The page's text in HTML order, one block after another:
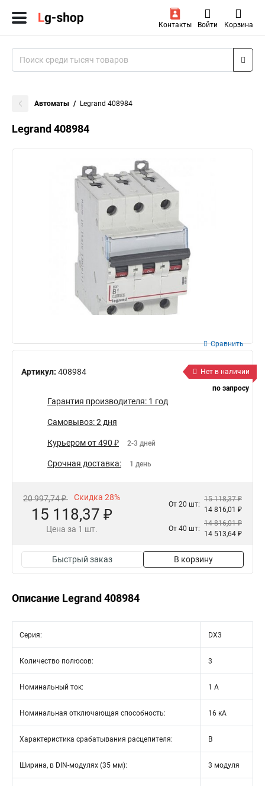
Контакты Войти Корзина
Автоматы Legrand 408984
Legrand 408984
Артикул: 408984
Сравнить
Нет в наличии
по запросу
Гарантия производителя: 1 год
Самовывоз: 2 дня
Курьером от 490 ₽ 2-3 дней
Срочная доставка: 1 день
20 997,74 ₽ Скидка 28%
15 118,37 ₽
Цена за 1 шт.
От 20 шт:
15 118,37 ₽
14 816,01 ₽
От 40 шт:
14 816,01 ₽
14 513,64 ₽
Быстрый заказ В корзину
Описание Legrand 408984
Серия: DX3
Количество полюсов: 3
Номинальный ток: 1 А
Номинальная отключающая способность: 16 кА
Характеристика срабатывания расцепителя: B
Ширина, в DIN-модулях (35 мм): 3 модуля